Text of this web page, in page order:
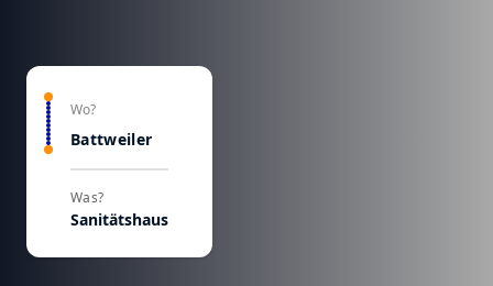
Wo?
Battweiler
Was?
Sanitätshaus